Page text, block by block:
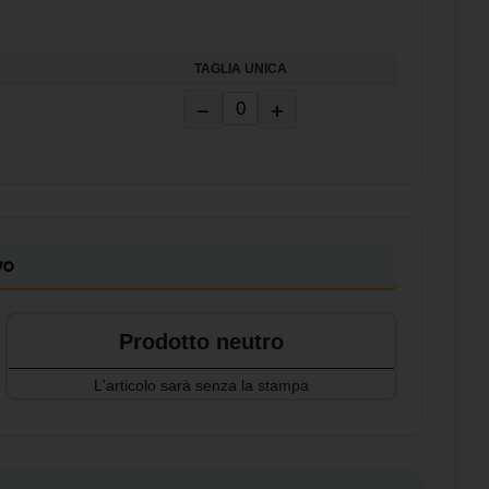
TAGLIA UNICA
− +
Prodotto neutro
L'articolo sarà senza la stampa